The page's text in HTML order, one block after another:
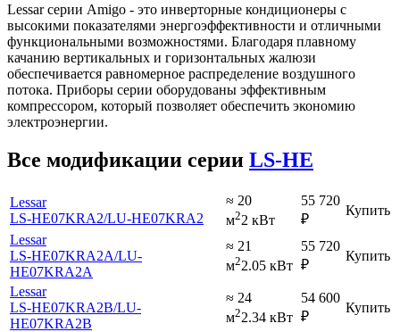
Lessar серии Amigo - это инверторные кондиционеры с
высокими показателями энергоэффективности и отличными
функциональными возможностями. Благодаря плавному
качанию вертикальных и горизонтальных жалюзи
обеспечивается равномерное распределение воздушного
потока. Приборы серии оборудованы эффективным
компрессором, который позволяет обеспечить экономию
электроэнергии.
Все модификации серии LS-HE
Lessar
LS-HE07KRA2/LU-HE07KRA2
≈ 20
м22 кВт
55 720
₽
Купить
Lessar
LS-HE07KRA2A/LU-
HE07KRA2A
≈ 21
м22.05 кВт
55 720
₽
Купить
Lessar
LS-HE07KRA2B/LU-
HE07KRA2B
≈ 24
м22.34 кВт
54 600
₽
Купить